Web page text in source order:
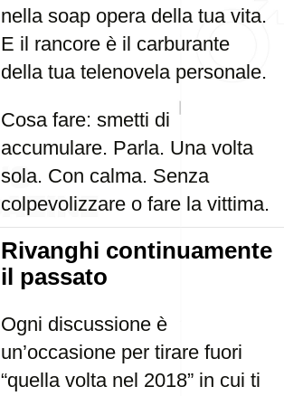
nella soap opera della tua vita.
E il rancore è il carburante
della tua telenovela personale.
Cosa fare: smetti di
accumulare. Parla. Una volta
sola. Con calma. Senza
colpevolizzare o fare la vittima.
Rivanghi continuamente
il passato
Ogni discussione è
un’occasione per tirare fuori
“quella volta nel 2018” in cui ti